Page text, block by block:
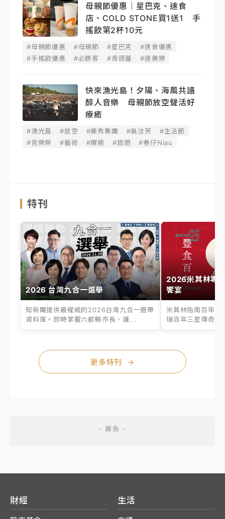
母親節優惠｜星巴克、速食
店、COLD STONE買1送1 手
搖飲第2杯10元
#母親節優惠 #母親節 #星巴克
#速食優惠
#手搖飲優惠
#必勝客 #肯德基 #達美樂
快來漁光島！夕陽、海風共譜
醉人音樂 母親節放空聲活好
療癒
#漁光島 #放空 #美秀集團 #吳汶芳
#生活節
#音樂祭
#藝術 #療癒 #旅遊 #巷仔Niau
特刊
2026 台灣九合一選舉
知新聞提供最權威的2026台灣九合一選舉
資料庫。即時掌握六都縣市長、議...
2026米其林專
饗宴
米其林指南百年之
瑞百年三星傳奇、
更多特刊 →
財經 生活